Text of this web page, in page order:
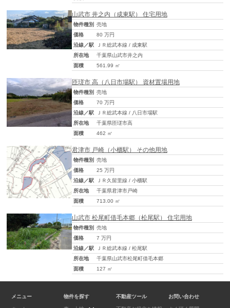
山武市 井之内（成東駅） 住宅用地
物件種別
売地
価格
80 万円
沿線／駅
ＪＲ総武本線 / 成東駅
所在地
千葉県山武市井之内
面積
561.99 ㎡
匝瑳市 高（八日市場駅） 資材置場用地
物件種別
売地
価格
70 万円
沿線／駅
ＪＲ総武本線 / 八日市場駅
所在地
千葉県匝瑳市高
面積
462 ㎡
君津市 戸崎（小櫃駅） その他用地
物件種別
売地
価格
25 万円
沿線／駅
ＪＲ久留里線 / 小櫃駅
所在地
千葉県君津市戸崎
面積
713.00 ㎡
山武市 松尾町借毛本郷（松尾駅） 住宅用地
物件種別
売地
価格
7 万円
沿線／駅
ＪＲ総武本線 / 松尾駅
所在地
千葉県山武市松尾町借毛本郷
面積
127 ㎡
メニュー 物件を探す 不動産ツール お問い合わせ